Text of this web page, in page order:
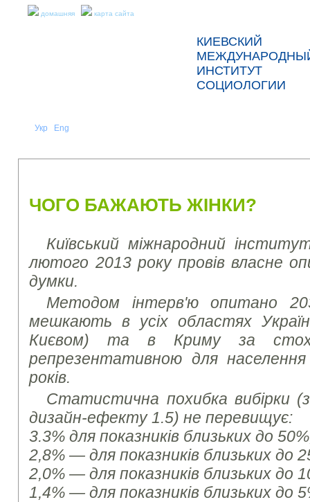
домашняя карта сайта
КИЕВСКИЙ
ИНСТИТУТ
СОЦИОЛОГИИ
Укр Eng
ЧОГО БАЖАЮТЬ ЖІНКИ?
Київський міжнародний
лютого 2013 року провів власне
думки.
Методом інтерв'ю опитано
мешкають в усіх областях
Києвом) та в Криму за
репрезентативною для населення
років.
Статистична похибка вибірки (з
дизайн-ефекту 1.5) не перевищує:
3.3% для показників близьких до
2,8% — для показників близьких до
2,0% — для показників близьких до
1,4% — для показників близьких до